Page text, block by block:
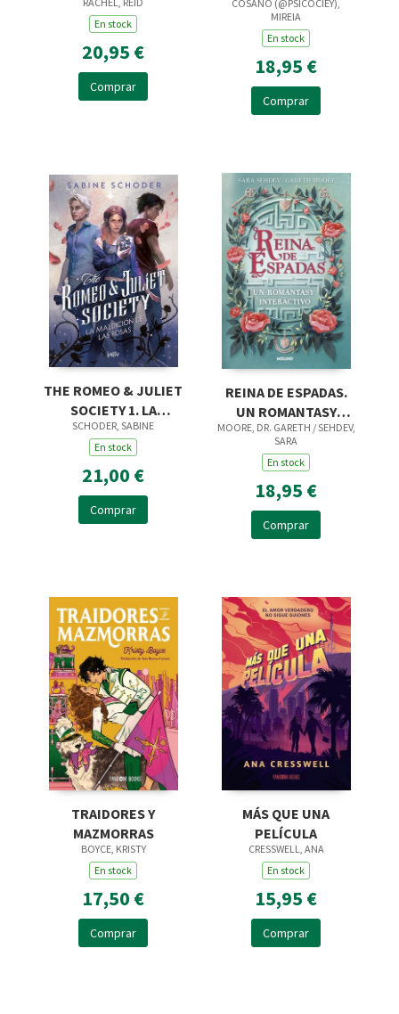
En stock
20,95 €
Comprar
COSANO (@PSICOCIEY),
MIREIA
En stock
18,95 €
Comprar
THE ROMEO & JULIET
SOCIETY 1. LA
MALDICIÓN DE LAS
ROSAS
SCHODER, SABINE
En stock
21,00 €
Comprar
REINA DE ESPADAS.
UN ROMANTASY
INTERACTIVO
MOORE, DR. GARETH / SEHDEV,
SARA
En stock
18,95 €
Comprar
TRAIDORES Y
MAZMORRAS
BOYCE, KRISTY
En stock
17,50 €
Comprar
MÁS QUE UNA
PELÍCULA
CRESSWELL, ANA
En stock
15,95 €
Comprar